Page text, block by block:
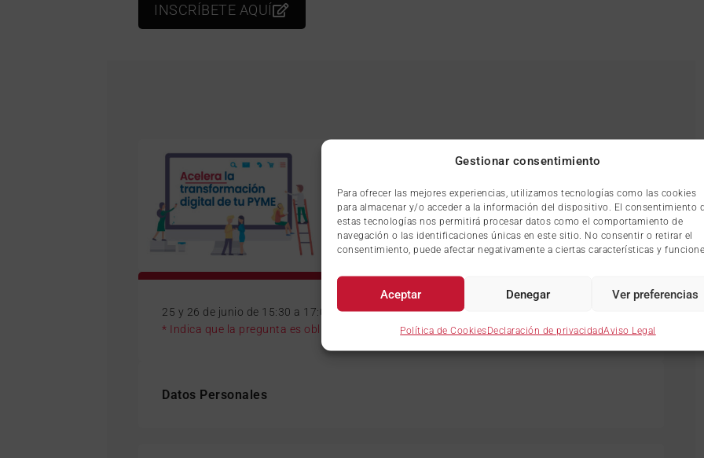
Gestionar consentimiento
Para ofrecer las mejores experiencias, utilizamos tecnologías como las cookies
para almacenar y/o acceder a la información del dispositivo. El consentimiento
estas tecnologías nos permitirá procesar datos como el comportamiento de
navegación o las identificaciones únicas en este sitio. No consentir o retirar el
consentimiento, puede afectar negativamente a ciertas características y
Aceptar Denegar Ver preferencias
Política de CookiesDeclaración de privacidadAviso Legal
INSCRÍBETE AQUÍ
25 y 26 de junio de 15:30 a 17:00 h.
* Indica que la pregunta es obligatoria
Datos Personales